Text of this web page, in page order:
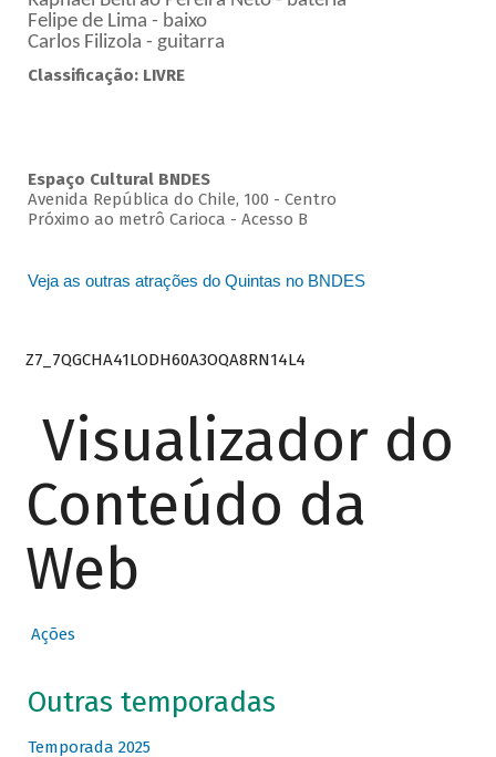
Felipe de Lima - baixo
Carlos Filizola - guitarra
Classificação: LIVRE
Espaço Cultural BNDES
Avenida República do Chile, 100 - Centro
Próximo ao metrô Carioca - Acesso B
Veja as outras atrações do Quintas no BNDES
Z7_7QGCHA41LODH60A3OQA8RN14L4
Visualizador do
Conteúdo da
Web
Ações
Outras temporadas
Temporada 2025